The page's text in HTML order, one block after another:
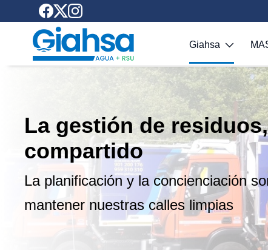
Saltar al contenido principal
Giahsa
La gestión de
compartido
La planificación y la concienciación
mantener nuestras calles limpias